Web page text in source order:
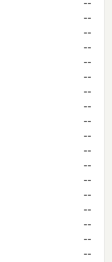
--
--
--
--
--
--
--
--
--
--
--
--
--
--
--
--
--
--